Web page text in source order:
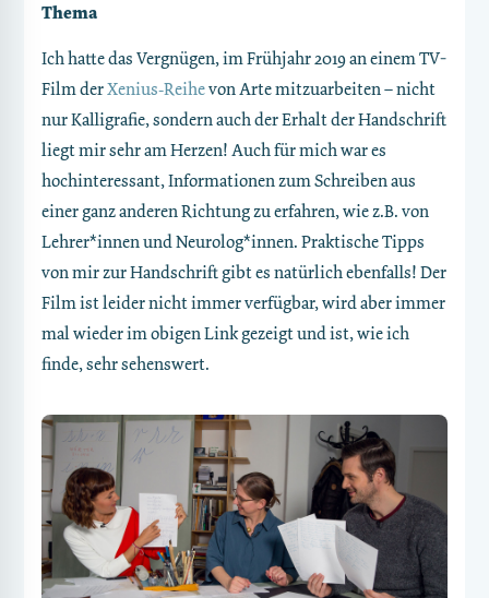
Thema
Ich hatte das Vergnügen, im Frühjahr 2019 an einem TV-
Film derXenius-Reihevon Arte mitzuarbeiten – nicht
nur Kalligrafie, sondern auch der Erhalt der Handschrift
liegt mir sehr am Herzen! Auch für mich war es
hochinteressant, Informationen zum Schreiben aus
einer ganz anderen Richtung zu erfahren, wie z.B. von
Lehrer*innen und Neurolog*innen. Praktische Tipps
von mir zur Handschrift gibt es natürlich ebenfalls! Der
Film ist leider nicht immer verfügbar, wird aber immer
mal wieder im obigen Link gezeigt und ist, wie ich
finde, sehr sehenswert.